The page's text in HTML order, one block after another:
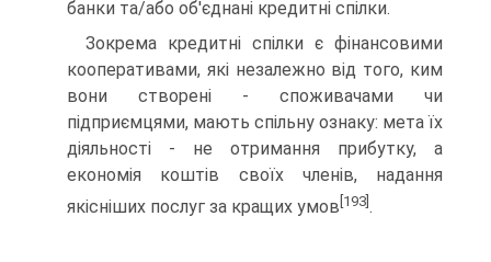
банки та/або об'єднані кредитні спілки.
Зокрема кредитні спілки є фінансовими
кооперативами, які незалежно від того, ким
вони створені - споживачами чи
підприємцями, мають спільну ознаку: мета їх
діяльності - не отримання прибутку, а
економія коштів своїх членів, на­дання
якісніших послуг за кращих умов [193] .